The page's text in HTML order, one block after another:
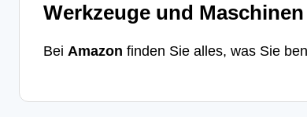
Werkzeuge und
Bei Amazon finden Sie alles, was Sie